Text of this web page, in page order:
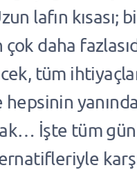
lafın
daha
tüm
hepsinin
İşte tüm